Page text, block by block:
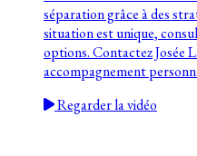
séparation grâce à des
situation est unique,
options. Contactez Josée
accompagnement
Regarder la vidéo